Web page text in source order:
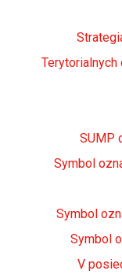
SUMP
Symbol
Symbol
Symbol
V